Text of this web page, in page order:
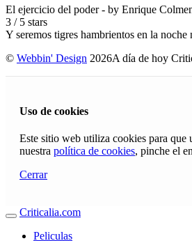
El ejercicio del poder- by Enrique
3 / 5 stars
Y seremos tigres hambrientos en la noche
© Webbin' Design 2026A día de hoy
Uso de cookies
Este sitio web utiliza cookies para que
nuestra política de cookies, pinche el
Cerrar
Criticalia.com
Peliculas